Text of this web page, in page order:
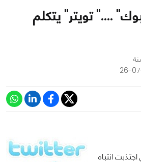
...." تويتر" يتكلم
انتباه